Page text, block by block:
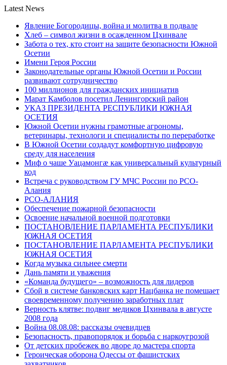
Latest News
Явление Богородицы, война и молитва в подвале
Хлеб – символ жизни в осажденном Цхинвале
Забота о тех, кто стоит на защите безопасности Южной
Осетии
Имени Героя России
Законодательные органы Южной Осетии и России
развивают сотрудничество
100 миллионов для гражданских инициатив
Марат Камболов посетил Ленингорский район
УКАЗ ПРЕЗИДЕНТА РЕСПУБЛИКИ ЮЖНАЯ
ОСЕТИЯ
Южной Осетии нужны грамотные агрономы,
ветеринары, технологи и специалисты по переработке
В Южной Осетии создадут комфортную цифровую
среду для населения
Миф о чаше Уацамонгæ как универсальный культурный
код
Встреча с руководством ГУ МЧС России по РСО-
Алания
РСО-АЛАНИЯ
Обеспечение пожарной безопасности
Освоение начальной военной подготовки
ПОСТАНОВЛЕНИЕ ПАРЛАМЕНТА РЕСПУБЛИКИ
ЮЖНАЯ ОСЕТИЯ
ПОСТАНОВЛЕНИЕ ПАРЛАМЕНТА РЕСПУБЛИКИ
ЮЖНАЯ ОСЕТИЯ
Когда музыка сильнее смерти
Дань памяти и уважения
«Команда будущего» – возможность для лидеров
Сбой в системе банковских карт Нацбанка не помешает
своевременному получению заработных плат
Верность клятве: подвиг медиков Цхинвала в августе
2008 года
Война 08.08.08: рассказы очевидцев
Безопасность, правопорядок и борьба с наркоугрозой
От детских пробежек во дворе до мастера спорта
Героическая оборона Одессы от фашистских